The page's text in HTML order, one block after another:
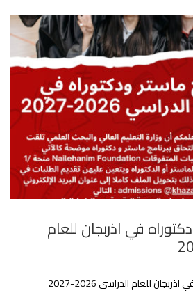
في اذربجان للعام
للعام الدراسي 2026-2027